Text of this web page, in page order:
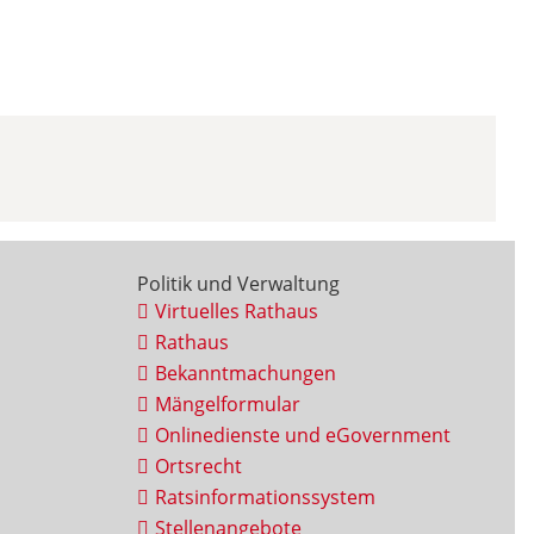
Politik und Verwaltung
Virtuelles Rathaus
Rathaus
Bekanntmachungen
Mängelformular
Onlinedienste und eGovernment
Ortsrecht
Ratsinformationssystem
Stellenangebote